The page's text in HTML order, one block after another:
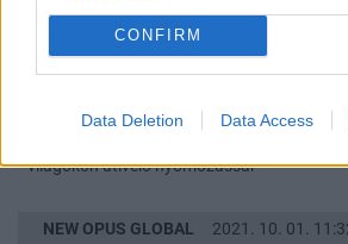
CONFIRM
Data Deletion Data Access
te eddig is ezt csináltad, költsd hasznos
NEW OPUS GLOBAL
2021. 10. 01.
világokon átívelő nyomozással
NEW OPUS GLOBAL
2021. 10. 01.